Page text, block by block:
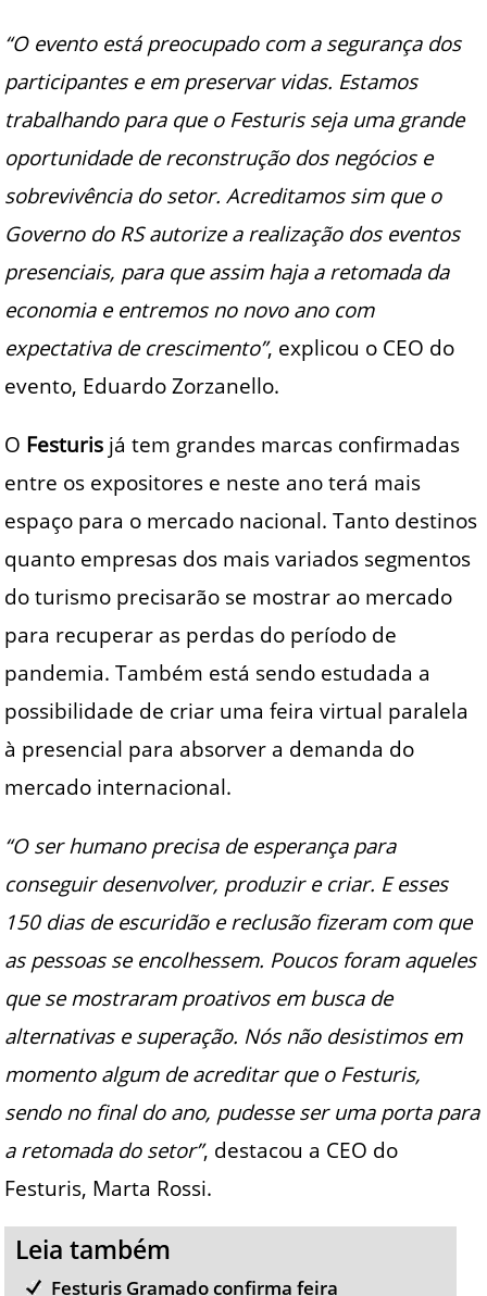
“O evento está preocupado com a segurança dos
participantes e em preservar vidas. Estamos
trabalhando para que o Festuris seja uma grande
oportunidade de reconstrução dos negócios e
sobrevivência do setor. Acreditamos sim que o
Governo do RS autorize a realização dos eventos
presenciais, para que assim haja a retomada da
economia e entremos no novo ano com
expectativa de crescimento”, explicou o CEO do
evento, Eduardo Zorzanello.
O Festuris já tem grandes marcas confirmadas
entre os expositores e neste ano terá mais
espaço para o mercado nacional. Tanto destinos
quanto empresas dos mais variados segmentos
do turismo precisarão se mostrar ao mercado
para recuperar as perdas do período de
pandemia. Também está sendo estudada a
possibilidade de criar uma feira virtual paralela
à presencial para absorver a demanda do
mercado internacional.
“O ser humano precisa de esperança para
conseguir desenvolver, produzir e criar. E esses
150 dias de escuridão e reclusão fizeram com que
as pessoas se encolhessem. Poucos foram aqueles
que se mostraram proativos em busca de
alternativas e superação. Nós não desistimos em
momento algum de acreditar que o Festuris,
sendo no final do ano, pudesse ser uma porta para
a retomada do setor”, destacou a CEO do
Festuris, Marta Rossi.
Leia também
Festuris Gramado confirma feira